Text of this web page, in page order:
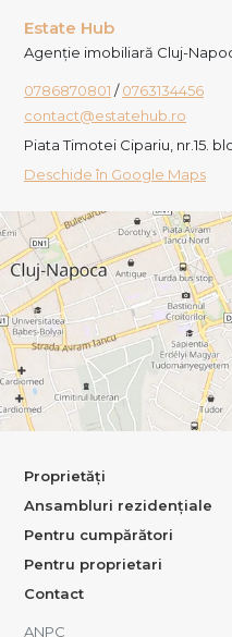
Estate Hub
Agenție imobiliară Cluj-
0786870801 /0763134456
contact@estatehub.ro
Piata Timotei Cipariu, nr.15.
Deschide în Google Maps
Proprietăți
Ansambluri rezidențiale
Pentru cumpărători
Pentru proprietari
Contact
ANPC